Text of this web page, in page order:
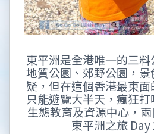
東平洲是全港唯一的三料
地質公園、郊野公園，
疑，但在這個香港最東
只能遊覽大半天，瘋狂
生態教育及資源中心，
東平洲之旅 Day